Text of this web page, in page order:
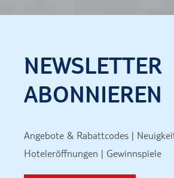
NEWSLETTER
ABONNIEREN
Angebote & Rabattcodes |
Hoteleröffnungen | Gewinnspiele